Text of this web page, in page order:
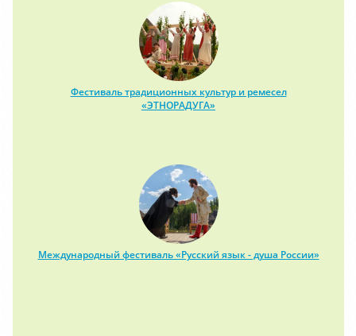
Фестиваль традиционных культур и ремесел
«ЭТНОРАДУГА»
Международный фестиваль «Русский язык - душа России»